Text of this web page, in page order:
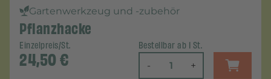
Gartenwerkzeug und -zubehör
Pflanzhacke
Einzelpreis/St.
24,50€
Bestellbar ab 1 St.
- +